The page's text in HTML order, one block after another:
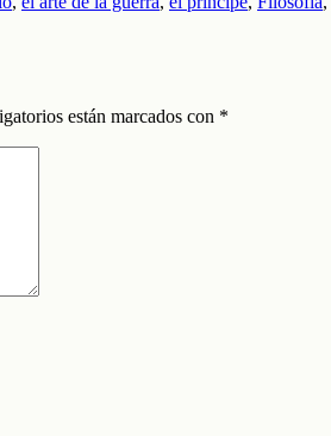
están marcados con *